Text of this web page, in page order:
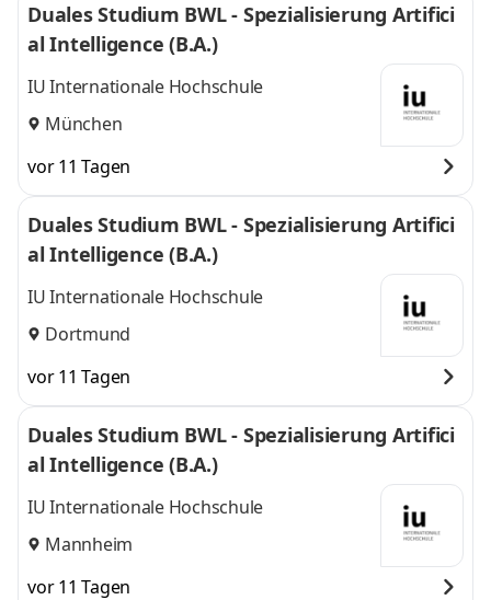
Duales Studium BWL - Spezialisierung Artifici
al Intelligence (B.A.)
IU Internationale Hochschule
München
vor 11 Tagen
Duales Studium BWL - Spezialisierung Artifici
al Intelligence (B.A.)
IU Internationale Hochschule
Dortmund
vor 11 Tagen
Duales Studium BWL - Spezialisierung Artifici
al Intelligence (B.A.)
IU Internationale Hochschule
Mannheim
vor 11 Tagen